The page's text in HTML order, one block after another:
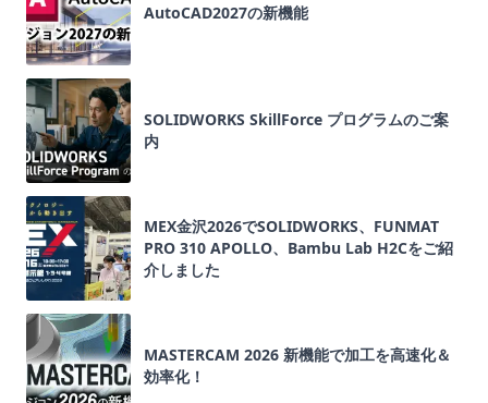
AutoCAD2027の新機能
SOLIDWORKS SkillForce プログラムのご案
内
MEX金沢2026でSOLIDWORKS、FUNMAT
PRO 310 APOLLO、Bambu Lab H2Cをご紹
介しました
MASTERCAM 2026 新機能で加工を高速化＆
効率化！